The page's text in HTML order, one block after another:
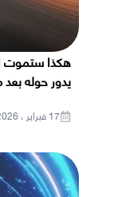
هكذا ستموت
يدور حوله
17 فبراير ، 2026